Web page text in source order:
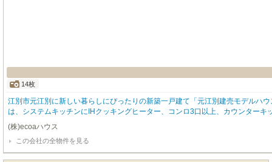
14枚
江別市元江別に新しい暮らしにぴったりの新築一戸建て「元江別建売モデルハ
は、システムキッチンにIHクッキングヒーター、コンロ3口以上、カウンター
み野小学校まで徒歩7分、江別第三中学校まで徒歩11分と、生活利便施設や教
(株)ecoaハウス
この会社の全物件を見る